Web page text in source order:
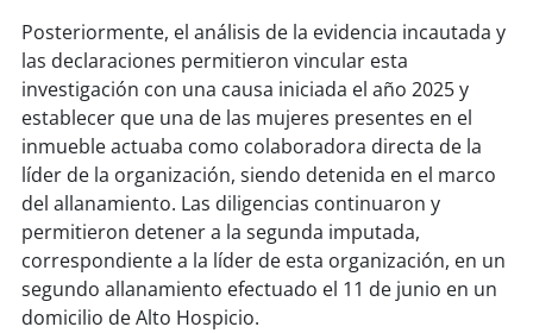
soyvaldivia
soyosorno
soypuertomontt
soychiloé
Posteriormente, el análisis de la evidencia incautada y
las declaraciones permitieron vincular esta
investigación con una causa iniciada el año 2025 y
establecer que una de las mujeres presentes en el
inmueble actuaba como colaboradora directa de la
líder de la organización, siendo detenida en el marco
del allanamiento. Las diligencias continuaron y
permitieron detener a la segunda imputada,
correspondiente a la líder de esta organización, en un
segundo allanamiento efectuado el 11 de junio en un
domicilio de Alto Hospicio.